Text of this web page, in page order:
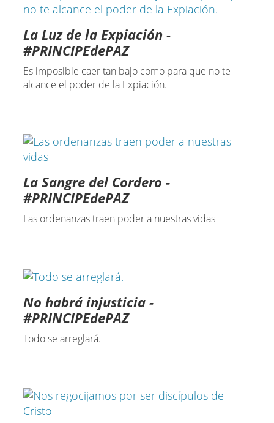
La Luz de la Expiación -
#PRINCIPEdePAZ
Es imposible caer tan bajo como para que no te
alcance el poder de la Expiación.
La Sangre del Cordero -
#PRINCIPEdePAZ
Las ordenanzas traen poder a nuestras vidas
No habrá injusticia -
#PRINCIPEdePAZ
Todo se arreglará.